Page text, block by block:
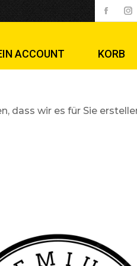
ACCOUNT KORB
dass wir es für Sie